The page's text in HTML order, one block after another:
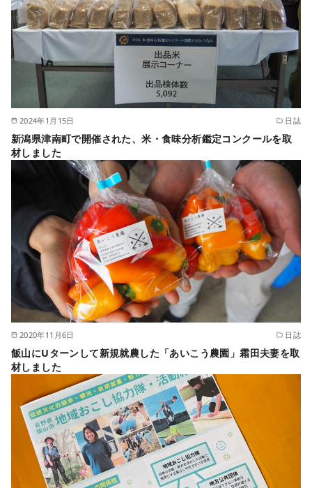
2024年1月15日 日誌
新潟県津南町で開催された、米・食味分析鑑定コンクールを取
材しました
2020年11月6日 日誌
飯山にUターンして新規就農した「あいこう農園」霜田夫妻を取
材しました